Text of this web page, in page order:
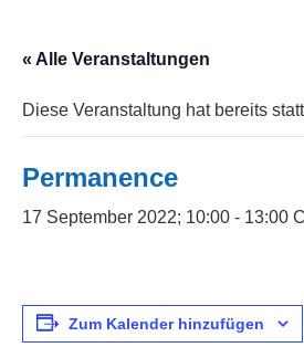
« Alle Veranstaltungen
Diese Veranstaltung hat bereits
Permanence
17 September 2022; 10:00 - 13:00
Zum Kalender hinzufügen